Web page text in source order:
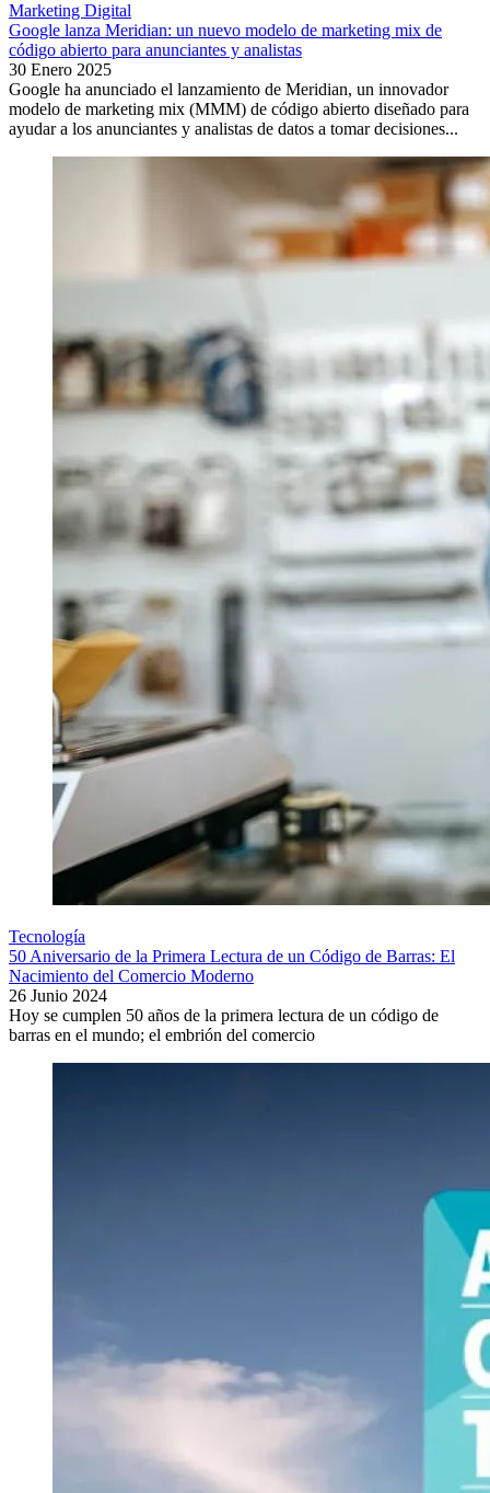
Marketing Digital
Google lanza Meridian: un nuevo modelo de marketing mix de
código abierto para anunciantes y analistas
30 Enero 2025
Google ha anunciado el lanzamiento de Meridian, un innovador
modelo de marketing mix (MMM) de código abierto diseñado para
ayudar a los anunciantes y analistas de datos a tomar decisiones...
Tecnología
50 Aniversario de la Primera Lectura de un Código de Barras: El
Nacimiento del Comercio Moderno
26 Junio 2024
Hoy se cumplen 50 años de la primera lectura de un código de
barras en el mundo; el embrión del comercio